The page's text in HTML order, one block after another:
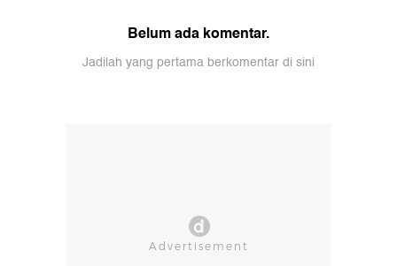
Belum ada komentar.
Jadilah yang pertama berkomentar di sini